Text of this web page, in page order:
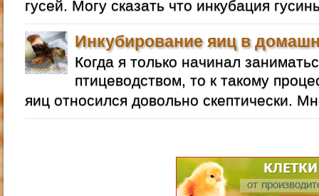
гусей. Могу сказать что инкубация
Инкубирование яиц в
Когда я только начинал
птицеводством, то к такому
яиц относился довольно скептически.